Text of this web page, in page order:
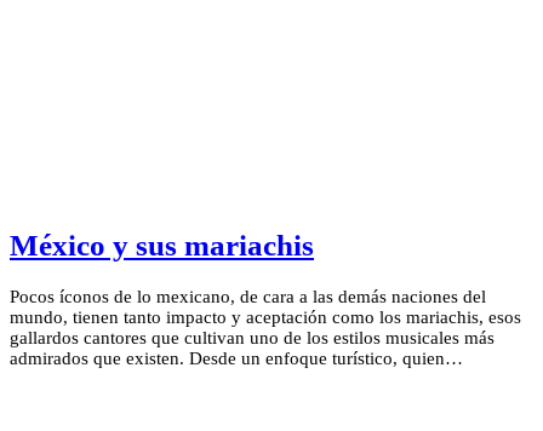
México y sus mariachis
Pocos íconos de lo mexicano, de cara a las demás naciones del
mundo, tienen tanto impacto y aceptación como los mariachis, esos
gallardos cantores que cultivan uno de los estilos musicales más
admirados que existen. Desde un enfoque turístico, quien…